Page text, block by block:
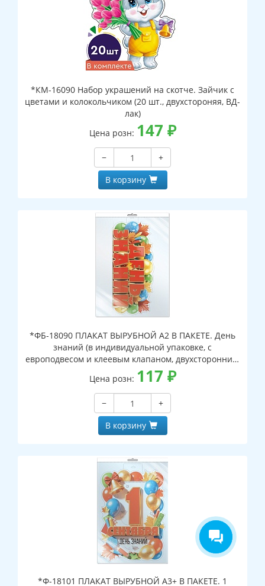
*КМ-16090 Набор украшений на скотче. Зайчик с
цветами и колокольчиком (20 шт., двухстороняя, ВД-
лак)
Цена розн: 147 ₽
−
+
В корзину
*ФБ-18090 ПЛАКАТ ВЫРУБНОЙ А2 В ПАКЕТЕ. День
знаний (в индивидуальной упаковке, с
европодвесом и клеевым клапаном, двухсторонний,
ВД-лак)
Цена розн: 117 ₽
−
+
В корзину
*Ф-18101 ПЛАКАТ ВЫРУБНОЙ А3+ В ПАКЕТЕ. 1